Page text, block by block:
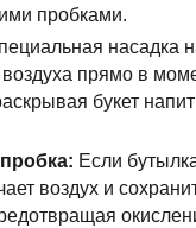
пробками.
насадка
прямо в
букет
Если
воздух и